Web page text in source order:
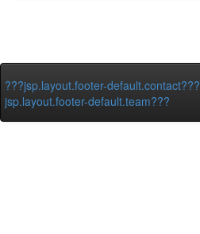
???jsp.layout.footer-default.contact???
jsp.layout.footer-default.team???